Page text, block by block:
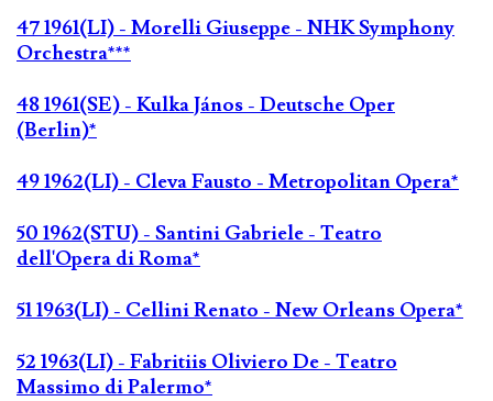
47 1961(LI) - Morelli Giuseppe - NHK Symphony
Orchestra***
48 1961(SE) - Kulka János - Deutsche Oper
(Berlin)*
49 1962(LI) - Cleva Fausto - Metropolitan Opera*
50 1962(STU) - Santini Gabriele - Teatro
dell'Opera di Roma*
51 1963(LI) - Cellini Renato - New Orleans Opera*
52 1963(LI) - Fabritiis Oliviero De - Teatro
Massimo di Palermo*